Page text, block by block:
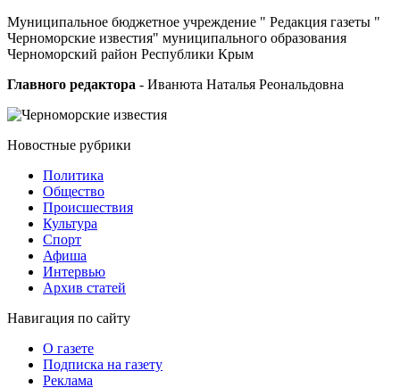
Муниципальное бюджетное учреждение " Редакция газеты "
Черноморские известия" муниципального образования
Черноморский район Республики Крым
Главного редактора - Иванюта Наталья Реональдовна
Новостные рубрики
Политика
Общество
Проиcшествия
Культура
Спорт
Афиша
Интервью
Архив статей
Навигация по сайту
О газете
Подписка на газету
Реклама